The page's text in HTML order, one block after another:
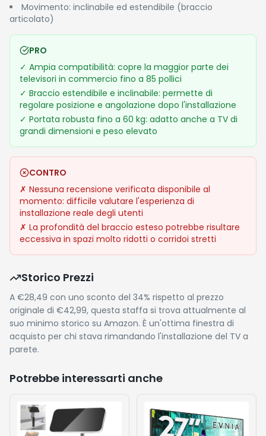
Movimento: inclinabile ed estendibile (braccio
articolato)
PRO
✓ Ampia compatibilità: copre la maggior parte dei
televisori in commercio fino a 85 pollici
✓ Braccio estendibile e inclinabile: permette di
regolare posizione e angolazione dopo l'installazione
✓ Portata robusta fino a 60 kg: adatto anche a TV di
grandi dimensioni e peso elevato
CONTRO
✗ Nessuna recensione verificata disponibile al
momento: difficile valutare l'esperienza di
installazione reale degli utenti
✗ La profondità del braccio esteso potrebbe risultare
eccessiva in spazi molto ridotti o corridoi stretti
Storico Prezzi
A €28,49 con uno sconto del 34% rispetto al prezzo
originale di €42,99, questa staffa si trova attualmente al
suo minimo storico su Amazon. È un'ottima finestra di
acquisto per chi stava rimandando l'installazione del TV a
parete.
Potrebbe interessarti anche